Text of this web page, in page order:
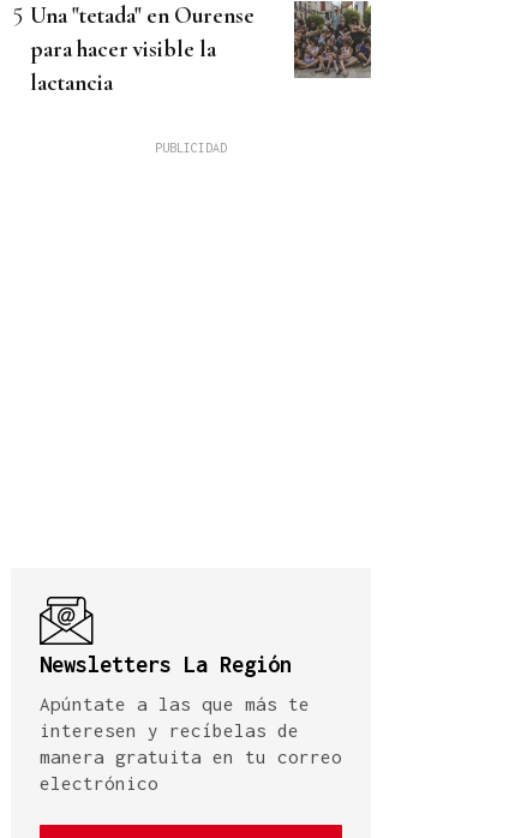
Una "tetada" en Ourense
para hacer visible la
lactancia
Newsletters La Región
Apúntate a las que más te
interesen y recíbelas de
manera gratuita en tu correo
electrónico